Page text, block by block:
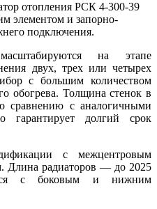
отопления РСК 4-300-39
элементом и запорно-
подключения.
на этапе
двух, трех или четырех
с большим количеством
обогрева. Толщина стенок в
сравнению с аналогичными
гарантирует долгий срок
с межцентровым
Длина радиаторов — до 2025
с боковым и нижним